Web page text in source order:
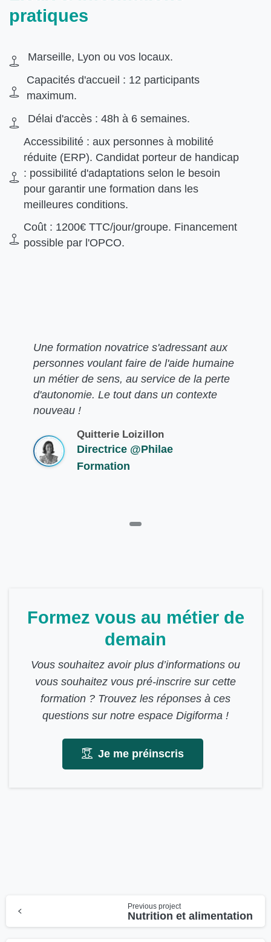
pratiques
Marseille, Lyon ou vos locaux.
Capacités d'accueil : 12 participants
maximum.
Délai d'accès : 48h à 6 semaines.
Accessibilité : aux personnes à mobilité
réduite (ERP). Candidat porteur de handicap
: possibilité d'adaptations selon le besoin
pour garantir une formation dans les
meilleures conditions.
Coût : 1200€ TTC/jour/groupe. Financement
possible par l'OPCO.
Une formation novatrice s'adressant aux
personnes voulant faire de l'aide humaine
un métier de sens, au service de la perte
d'autonomie. Le tout dans un contexte
nouveau !
Quitterie Loizillon
Directrice @Philae
Formation
Formez vous au métier de
demain
Vous souhaitez avoir plus d’informations ou
vous souhaitez vous pré-inscrire sur cette
formation ? Trouvez les réponses à ces
questions sur notre espace Digiforma !
Je me préinscris
Previous project
Nutrition et alimentation